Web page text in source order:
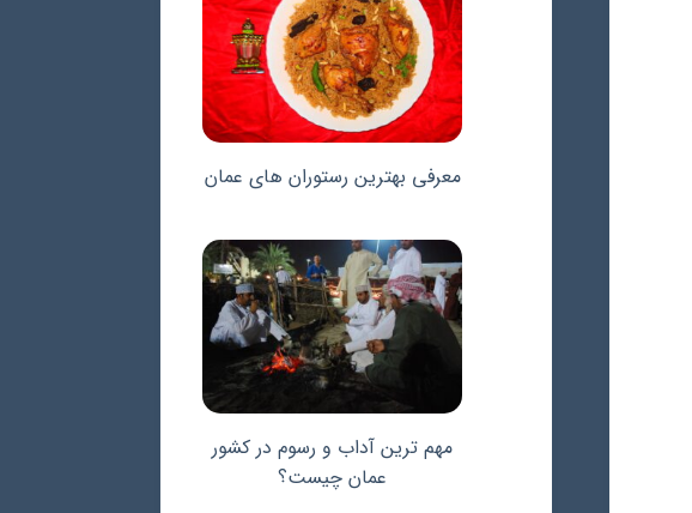
معرفی بهترین رستوران های عمان
مهم ترین آداب و رسوم در کشور
عمان چیست؟